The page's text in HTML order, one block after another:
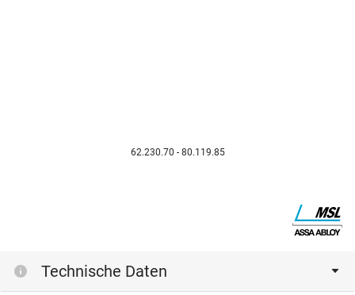
62.230.70 - 80.119.85
Technische Daten